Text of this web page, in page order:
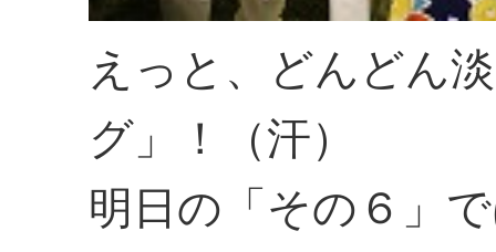
えっと、どんどん
グ」！（汗）
明日の「その６」